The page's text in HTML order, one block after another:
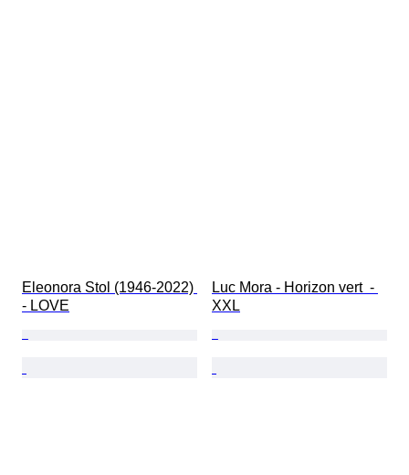
Eleonora Stol (1946-2022)
- LOVE
Luc Mora - Horizon vert  -
XXL